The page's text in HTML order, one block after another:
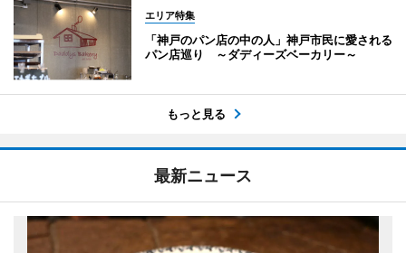
エリア特集
「神戸のパン店の中の人」神戸市民に愛される
パン店巡り ～ダディーズベーカリー～
もっと見る
最新ニュース